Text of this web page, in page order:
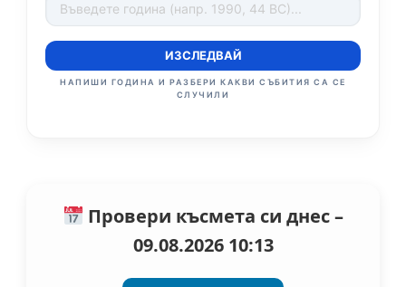
ИЗСЛЕДВАЙ
НАПИШИ ГОДИНА И РАЗБЕРИ КАКВИ СЪБИТИЯ СА СЕ
СЛУЧИЛИ
Провери късмета си днес –
09.08.2026 10:13